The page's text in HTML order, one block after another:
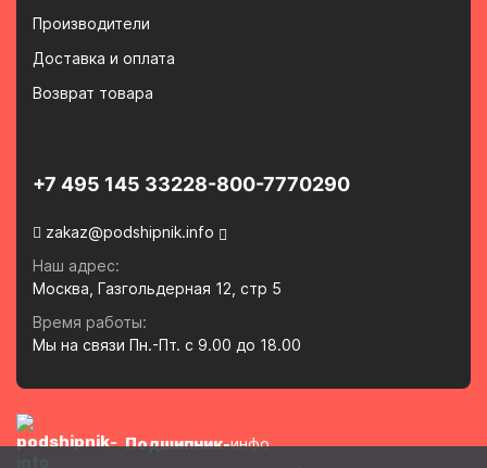
Производители
Доставка и оплата
Возврат товара
+7 495 145 33228-800-7770290
zakaz@podshipnik.info
Наш адрес:
Москва, Газгольдерная 12, стр 5
Время работы:
Мы на связи Пн.-Пт. с 9.00 до 18.00
Подшипник-инфо